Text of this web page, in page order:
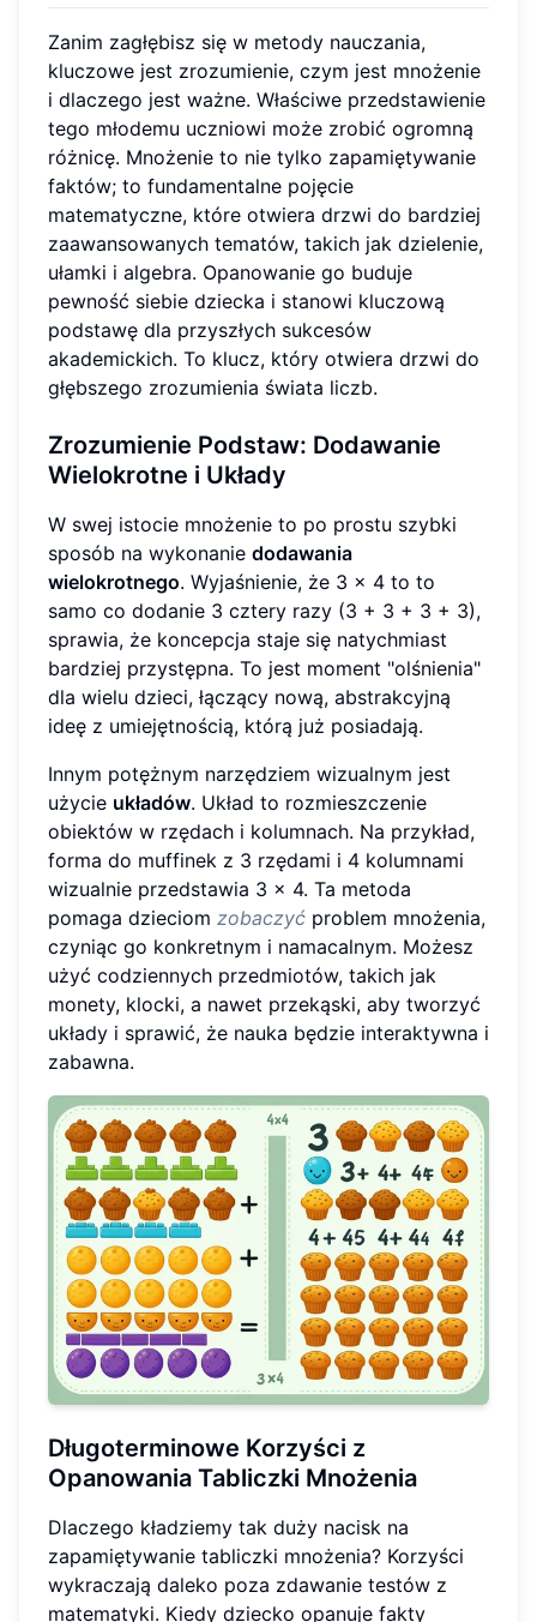
Zanim zagłębisz się w metody nauczania,
kluczowe jest zrozumienie, czym jest mnożenie
i dlaczego jest ważne. Właściwe przedstawienie
tego młodemu uczniowi może zrobić ogromną
różnicę. Mnożenie to nie tylko zapamiętywanie
faktów; to fundamentalne pojęcie
matematyczne, które otwiera drzwi do bardziej
zaawansowanych tematów, takich jak dzielenie,
ułamki i algebra. Opanowanie go buduje
pewność siebie dziecka i stanowi kluczową
podstawę dla przyszłych sukcesów
akademickich. To klucz, który otwiera drzwi do
głębszego zrozumienia świata liczb.
Zrozumienie Podstaw: Dodawanie
Wielokrotne i Układy
W swej istocie mnożenie to po prostu szybki
sposób na wykonanie dodawania
wielokrotnego. Wyjaśnienie, że 3 x 4 to to
samo co dodanie 3 cztery razy (3 + 3 + 3 + 3),
sprawia, że koncepcja staje się natychmiast
bardziej przystępna. To jest moment "olśnienia"
dla wielu dzieci, łączący nową, abstrakcyjną
ideę z umiejętnością, którą już posiadają.
Innym potężnym narzędziem wizualnym jest
użycie układów. Układ to rozmieszczenie
obiektów w rzędach i kolumnach. Na przykład,
forma do muffinek z 3 rzędami i 4 kolumnami
wizualnie przedstawia 3 x 4. Ta metoda
pomaga dzieciom zobaczyć problem mnożenia,
czyniąc go konkretnym i namacalnym. Możesz
użyć codziennych przedmiotów, takich jak
monety, klocki, a nawet przekąski, aby tworzyć
układy i sprawić, że nauka będzie interaktywna i
zabawna.
Długoterminowe Korzyści z
Opanowania Tabliczki Mnożenia
Dlaczego kładziemy tak duży nacisk na
zapamiętywanie tabliczki mnożenia? Korzyści
wykraczają daleko poza zdawanie testów z
matematyki. Kiedy dziecko opanuje fakty